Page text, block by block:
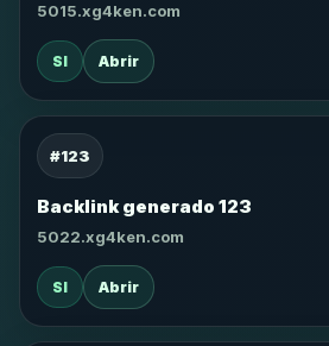
5015.xg4ken.com
SI Abrir
#123
Backlink generado 123
5022.xg4ken.com
SI Abrir